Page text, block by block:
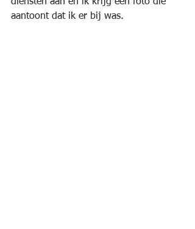
aantoont dat ik er bij was.